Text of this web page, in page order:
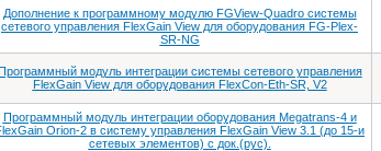
Дополнение к программному модулю FGView-Quadro системы
сетевого управления FlexGain View для оборудования FG-Plex-
SR-NG
модуль интеграции системы сетевого управления
FlexGain View для оборудования FlexCon-Eth-SR, V2
Программный модуль интеграции оборудования Megatrans-4 и
Orion-2 в систему управления FlexGain View 3.1 (до 15-и
сетевых элементов) с док.(рус).